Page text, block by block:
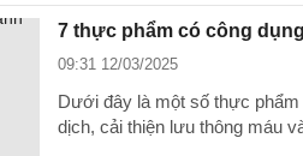
7 thực phẩm có công
09:31 12/03/2025
Dưới đây là một số thực
dịch, cải thiện lưu thông máu